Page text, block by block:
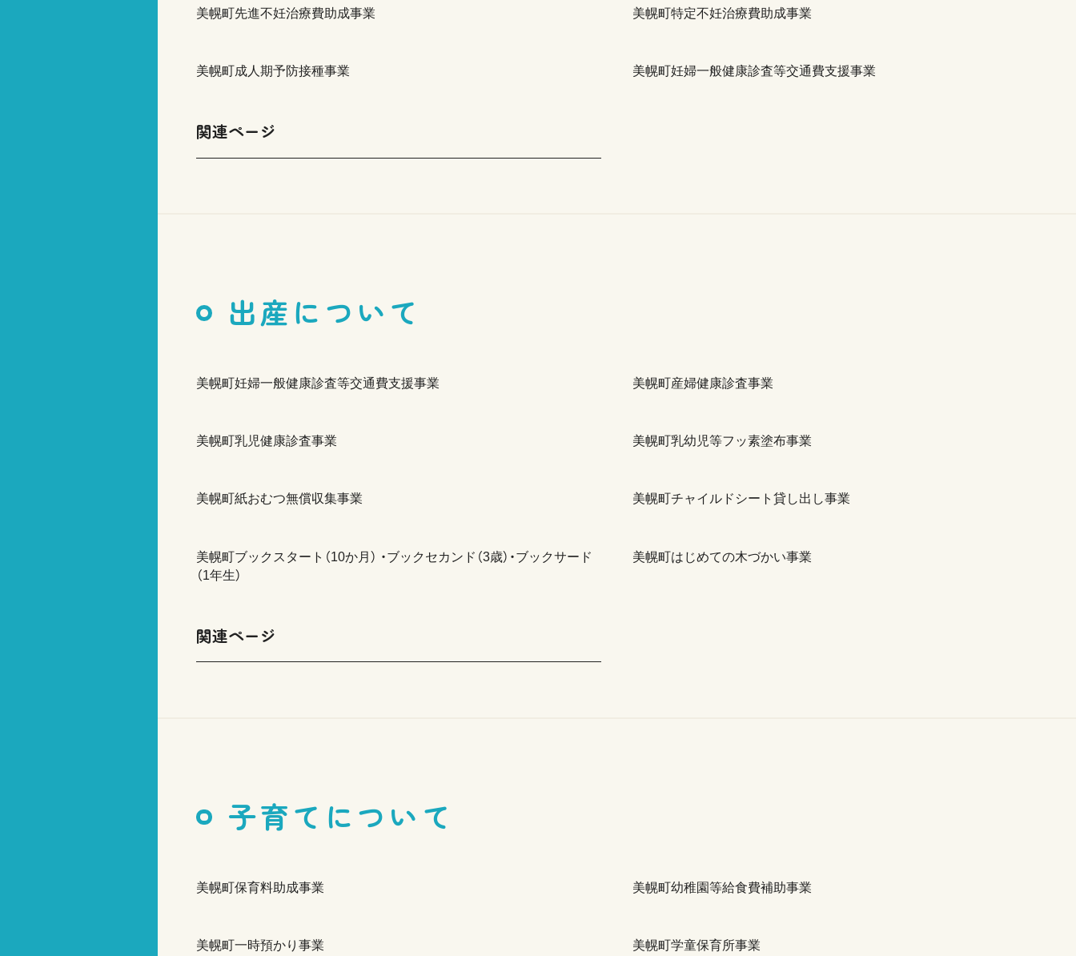
美幌町先進不妊治療費助成事業 美幌町特定不妊治療費助成事業
美幌町成人期予防接種事業 美幌町妊婦一般健康診査等交通費支援事業
関連ページ
出産について
美幌町妊婦一般健康診査等交通費支援事業 美幌町産婦健康診査事業
美幌町乳児健康診査事業 美幌町乳幼児等フッ素塗布事業
美幌町紙おむつ無償収集事業 美幌町チャイルドシート貸し出し事業
美幌町ブックスタート（10か月） ・ブックセカンド（3歳）・ブックサード
（1年生）
美幌町はじめての木づかい事業
関連ページ
子育てについて
美幌町保育料助成事業 美幌町幼稚園等給食費補助事業
美幌町一時預かり事業 美幌町学童保育所事業